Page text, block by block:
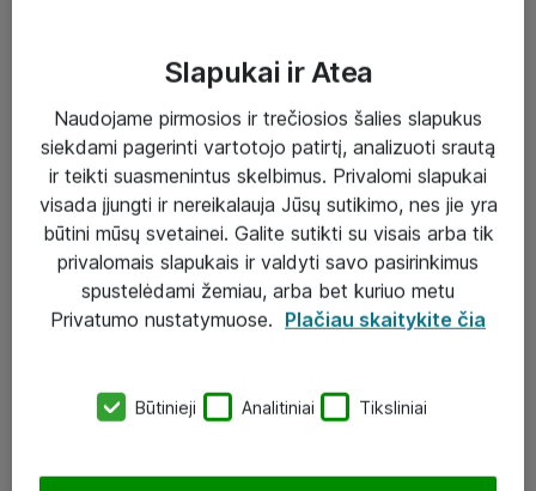
Paslaugos
Sprendimai
Įgyvendinti projektai
Atea ekspertų patarimai verslui
eShop@atea.lt
Slapukai ir Atea
Naudojame pirmosios ir trečiosios šalies slapukus
siekdami pagerinti vartotojo patirtį, analizuoti srautą
ir teikti suasmenintus skelbimus. Privalomi slapukai
visada įjungti ir nereikalauja Jūsų sutikimo, nes jie yra
būtini mūsų svetainei. Galite sutikti su visais arba tik
privalomais slapukais ir valdyti savo pasirinkimus
spustelėdami žemiau, arba bet kuriuo metu
Privatumo nustatymuose. Plačiau skaitykite čia
Būtinieji Analitiniai Tiksliniai